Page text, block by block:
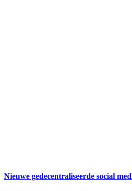
Nieuwe gedecentraliseerde social